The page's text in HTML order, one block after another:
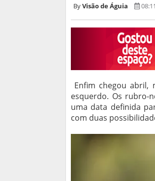
Visão de Águia 08:11
Enfim chegou abril,
esquerdo. Os rubro-
uma data definida
com duas